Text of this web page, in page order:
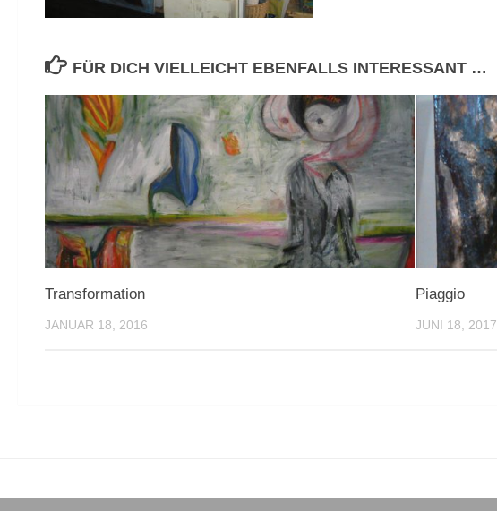
FÜR DICH VIELLEICHT EBENFALLS INTERESSANT …
Transformation
JANUAR 18, 2016
Piaggio
JUNI 18, 2017